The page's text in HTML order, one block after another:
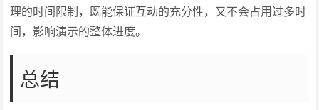
理的时间限制，既能保证互动的充分性，又不会占用过多时
间，影响演示的整体进度。
总结